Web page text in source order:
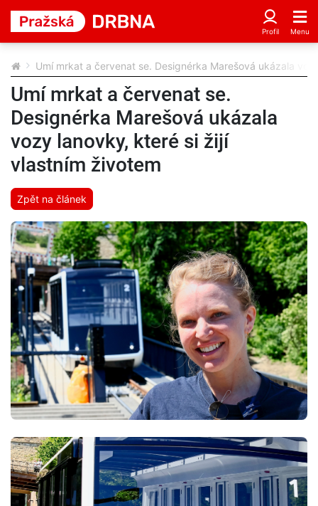
Umí mrkat a červenat se. Designérka Marešová ukázala
Umí mrkat a červenat se.
Designérka Marešová ukázala
vozy lanovky, které si žijí
vlastním životem
Zpět na článek